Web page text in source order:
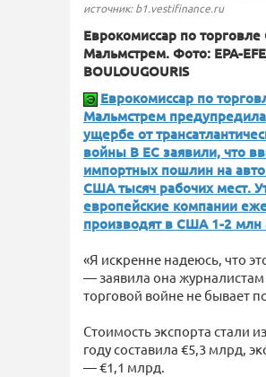
источник: b1.vestifinance.ru
Еврокомиссар по торговле
Мальмстрем. Фото: EPA-
BOULOUGOURIS
Еврокомиссар по
Мальмстрем
ущербе от
войны В ЕС заявили, что
импортных пошлин на
США тысяч рабочих мест.
европейские компании
производят в США 1-2 млн
«Я искренне надеюсь, что
— заявила она
торговой войне не бывает
Стоимость экспорта стали
году составила €5,3 млрд,
— €1,1 млрд.